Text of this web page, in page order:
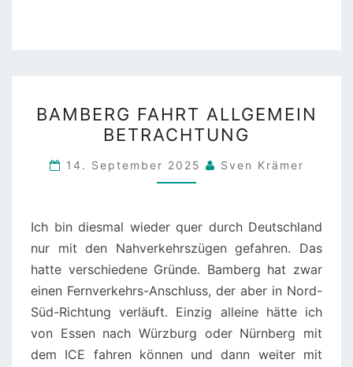
FAHRT
ALLGEMEIN
BETRACHTUNG
BAMBERG FAHRT ALLGEMEIN
BETRACHTUNG
14. September 2025 Sven Krämer
Ich bin diesmal wieder quer durch Deutschland
nur mit den Nahverkehrszügen gefahren. Das
hatte verschiedene Gründe. Bamberg hat zwar
einen Fernverkehrs-Anschluss, der aber in Nord-
Süd-Richtung verläuft. Einzig alleine hätte ich
von Essen nach Würzburg oder Nürnberg mit
dem ICE fahren können und dann weiter mit